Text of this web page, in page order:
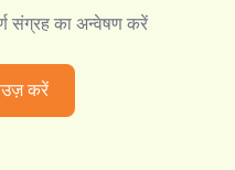
संग्रह का अन्वेषण करें
करें